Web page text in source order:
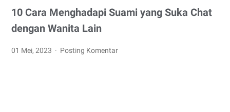
10 Cara Menghadapi Suami yang Suka Chat
dengan Wanita Lain
01 Mei, 2023 Posting Komentar